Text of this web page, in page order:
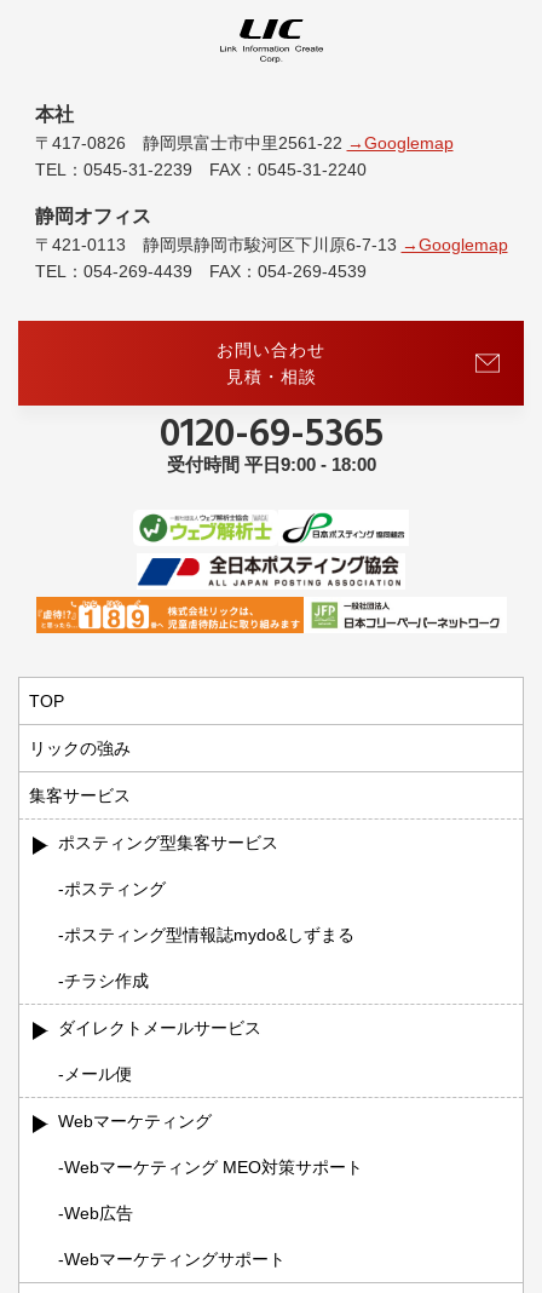
本社
〒417-0826 静岡県富士市中里2561-22 →Googlemap
TEL：0545-31-2239 FAX：0545-31-2240
静岡オフィス
〒421-0113 静岡県静岡市駿河区下川原6-7-13 →Googlemap
TEL：054-269-4439 FAX：054-269-4539
お問い合わせ
見積・相談
0120-69-5365
受付時間 平日9:00 - 18:00
TOP
リックの強み
集客サービス
ポスティング型集客サービス
ポスティング
ポスティング型情報誌mydo&しずまる
チラシ作成
ダイレクトメールサービス
メール便
Webマーケティング
Webマーケティング MEO対策サポート
Web広告
Webマーケティングサポート